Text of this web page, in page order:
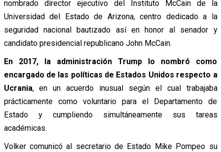
nombrado director ejecutivo del Instituto McCain de la
Universidad del Estado de Arizona, centro dedicado a la
seguridad nacional bautizado así en honor al senador y
candidato presidencial republicano John McCain.
En 2017, la administración Trump lo nombró como
encargado de las políticas de Estados Unidos respecto a
Ucrania, en un acuerdo inusual según el cual trabajaba
prácticamente como voluntario para el Departamento de
Estado y cumpliendo simultáneamente sus tareas
académicas.
Volker comunicó al secretario de Estado Mike Pompeo su